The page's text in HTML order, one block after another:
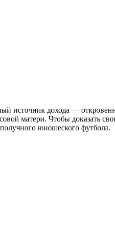
источник дохода —
матери. Чтобы доказать
юношеского футбола.